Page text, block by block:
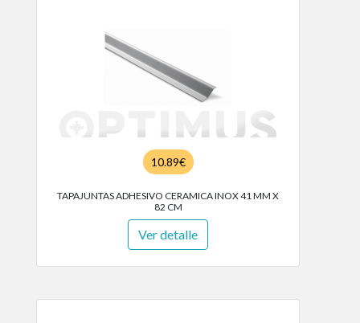
10.89€
TAPAJUNTAS ADHESIVO CERAMICA INOX 41 MM X
82 CM
Ver detalle